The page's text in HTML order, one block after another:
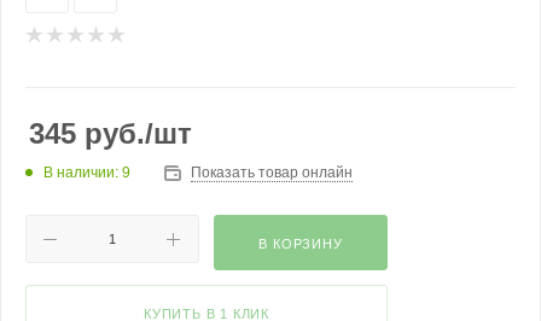
345 руб./шт
В наличии: 9 Показать товар онлайн
В КОРЗИНУ
КУПИТЬ В 1 КЛИК